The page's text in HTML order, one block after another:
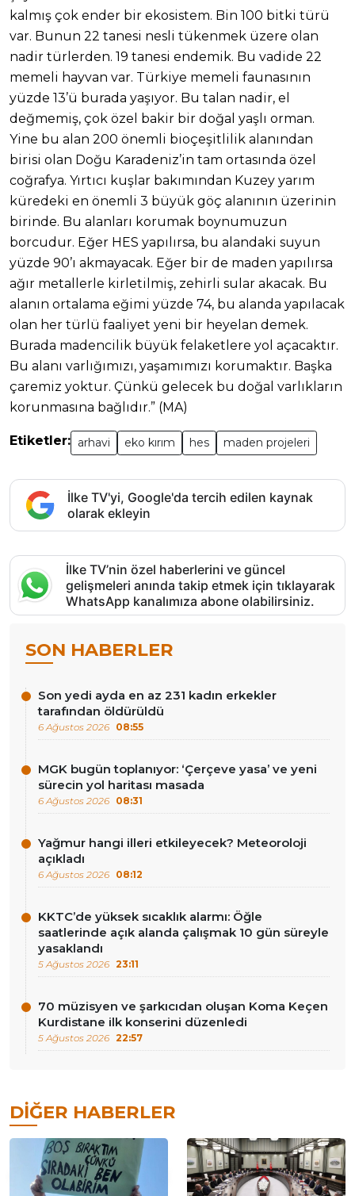
kalmış çok ender bir ekosistem. Bin 100 bitki türü
var. Bunun 22 tanesi nesli tükenmek üzere olan
nadir türlerden. 19 tanesi endemik. Bu vadide 22
memeli hayvan var. Türkiye memeli faunasının
yüzde 13’ü burada yaşıyor. Bu talan nadir, el
değmemiş, çok özel bakir bir doğal yaşlı orman.
Yine bu alan 200 önemli bioçeşitlilik alanından
birisi olan Doğu Karadeniz’in tam ortasında özel
coğrafya. Yırtıcı kuşlar bakımından Kuzey yarım
küredeki en önemli 3 büyük göç alanının üzerinin
birinde. Bu alanları korumak boynumuzun
borcudur. Eğer HES yapılırsa, bu alandaki suyun
yüzde 90’ı akmayacak. Eğer bir de maden yapılırsa
ağır metallerle kirletilmiş, zehirli sular akacak. Bu
alanın ortalama eğimi yüzde 74, bu alanda yapılacak
olan her türlü faaliyet yeni bir heyelan demek.
Burada madencilik büyük felaketlere yol açacaktır.
Bu alanı varlığımızı, yaşamımızı korumaktır. Başka
çaremiz yoktur. Çünkü gelecek bu doğal varlıkların
korunmasına bağlıdır.” (MA)
Etiketler: arhavi eko kırım hes maden projeleri
İlke TV'yi, Google'da tercih edilen kaynak
olarak ekleyin
İlke TV’nin özel haberlerini ve güncel
gelişmeleri anında takip etmek için tıklayarak
WhatsApp kanalımıza abone olabilirsiniz.
SON HABERLER
Son yedi ayda en az 231 kadın erkekler
tarafından öldürüldü
6 Ağustos 2026 08:55
MGK bugün toplanıyor: ‘Çerçeve yasa’ ve yeni
sürecin yol haritası masada
6 Ağustos 2026 08:31
Yağmur hangi illeri etkileyecek? Meteoroloji
açıkladı
6 Ağustos 2026 08:12
KKTC’de yüksek sıcaklık alarmı: Öğle
saatlerinde açık alanda çalışmak 10 gün süreyle
yasaklandı
5 Ağustos 2026 23:11
70 müzisyen ve şarkıcıdan oluşan Koma Keçen
Kurdistane ilk konserini düzenledi
5 Ağustos 2026 22:57
DIĞER HABERLER